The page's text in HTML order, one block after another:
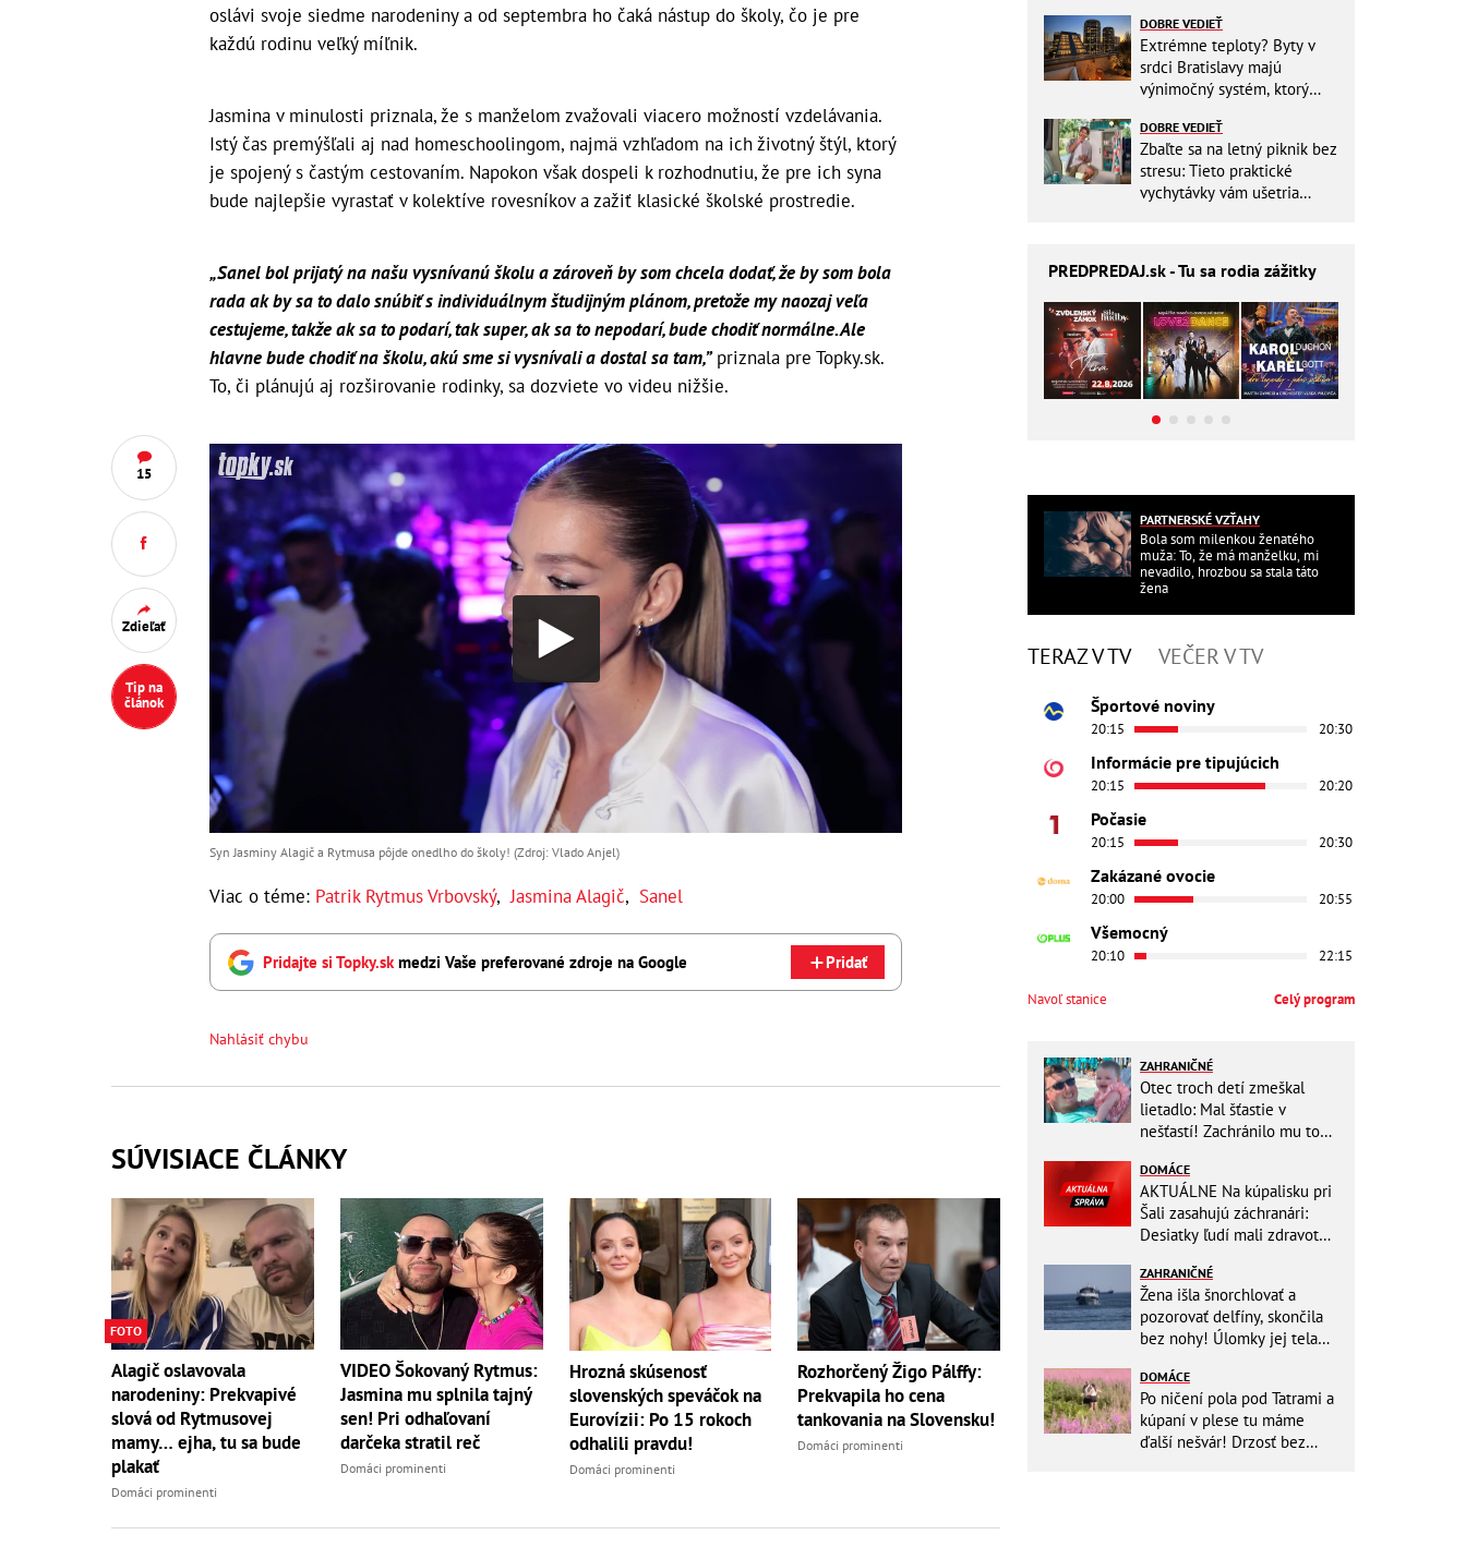
15
Zdieľať
Tip na
článok
oslávi svoje siedme narodeniny a od septembra ho čaká nástup do školy, čo je pre
každú rodinu veľký míľnik.
Jasmina v minulosti priznala, že s manželom zvažovali viacero možností vzdelávania.
Istý čas premýšľali aj nad homeschoolingom, najmä vzhľadom na ich životný štýl, ktorý
je spojený s častým cestovaním. Napokon však dospeli k rozhodnutiu, že pre ich syna
bude najlepšie vyrastať v kolektíve rovesníkov a zažiť klasické školské prostredie.
„Sanel bol prijatý na našu vysnívanú školu a zároveň by som chcela dodať, že by som bola
rada ak by sa to dalo snúbiť s individuálnym študijným plánom, pretože my naozaj veľa
cestujeme, takže ak sa to podarí, tak super, ak sa to nepodarí, bude chodiť normálne. Ale
hlavne bude chodiť na školu, akú sme si vysnívali a dostal sa tam,”priznala pre Topky.sk.
To, či plánujú aj rozširovanie rodinky, sa dozviete vo videu nižšie.
Syn Jasminy Alagič a Rytmusa pôjde onedlho do školy! (Zdroj: Vlado Anjel)
Viac o téme: Patrik Rytmus Vrbovský,Jasmina Alagič, Sanel
Pridajte si Topky.sk medzi Vaše preferované zdroje na Google Pridať
Nahlásiť chybu
SÚVISIACE ČLÁNKY
FOTO
Alagič oslavovala
narodeniny: Prekvapivé
slová od Rytmusovej
mamy… ejha, tu sa bude
plakať
Domáci prominenti
VIDEO Šokovaný Rytmus:
Jasmina mu splnila tajný
sen! Pri odhaľovaní
darčeka stratil reč
Domáci prominenti
Hrozná skúsenosť
slovenských speváčok na
Eurovízii: Po 15 rokoch
odhalili pravdu!
Domáci prominenti
Rozhorčený Žigo Pálffy:
Prekvapila ho cena
tankovania na Slovensku!
Domáci prominenti
DOBRE VEDIEŤ
Extrémne teploty? Byty v
srdci Bratislavy majú
výnimočný systém, ktorý
DOBRE VEDIEŤ
Zbaľte sa na letný piknik bez
stresu: Tieto praktické
vychytávky vám ušetria
PREDPREDAJ.sk - Tu sa rodia zážitky
PARTNERSKÉ VZŤAHY
Bola som milenkou ženatého
muža: To, že má manželku, mi
nevadilo, hrozbou sa stala táto
žena
TERAZ V TV VEČER V TV
Športové noviny
20:15 20:30
Informácie pre tipujúcich
20:15 20:20
Počasie
20:15 20:30
Zakázané ovocie
20:00 20:55
Všemocný
20:10 22:15
Navoľ stanice Celý program
ZAHRANIČNÉ
Otec troch detí zmeškal
lietadlo: Mal šťastie v
nešťastí! Zachránilo mu to
DOMÁCE
AKTUÁLNE Na kúpalisku pri
Šali zasahujú záchranári:
Desiatky ľudí mali zdravotné
ZAHRANIČNÉ
Žena išla šnorchlovať a
pozorovať delfíny, skončila
bez nohy! Úlomky jej tela
DOMÁCE
Po ničení pola pod Tatrami a
kúpaní v plese tu máme
ďalší nešvár! Drzosť bez